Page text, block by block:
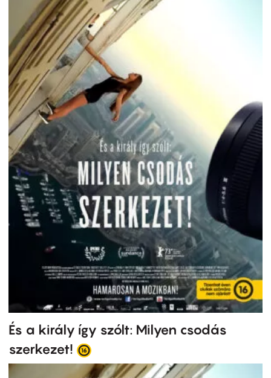
És a király így szólt: Milyen csodás
szerkezet!